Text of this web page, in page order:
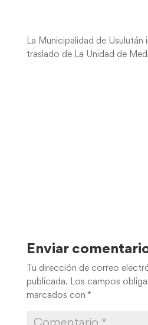
La Municipalidad de Usulután
traslado de La Unidad de
Enviar
Tu dirección de correo
publicada.
Los campos
marcados con *